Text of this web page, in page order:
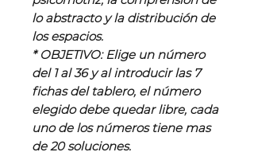
lo abstracto y la distribución de
los espacios.
* OBJETIVO: Elige un número
del 1 al 36 y al introducir las 7
fichas del tablero, el número
elegido debe quedar libre, cada
uno de los números tiene mas
de 20 soluciones.